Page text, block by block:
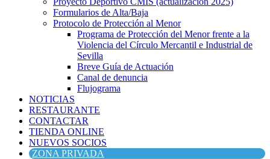
Formularios de Alta/Baja
Protocolo de Protección al Menor
Programa de Protección del Menor frente a la
Violencia del Círculo Mercantil e Industrial de
Sevilla
Breve Guía de Actuación
Canal de denuncia
Flujograma
NOTICIAS
RESTAURANTE
CONTACTAR
TIENDA ONLINE
NUEVOS SOCIOS
ZONA PRIVADA